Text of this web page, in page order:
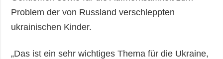
Problem der von Russland verschleppten
ukrainischen Kinder.
„Das ist ein sehr wichtiges Thema für die Ukraine,